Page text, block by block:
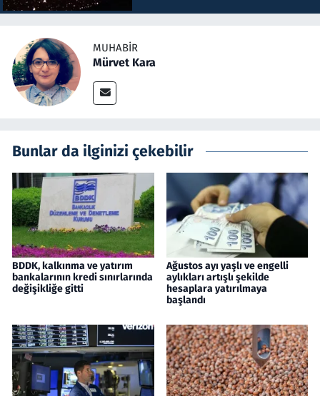
MUHABIR
Mürvet Kara
Bunlar da ilginizi çekebilir
BDDK, kalkınma ve yatırım
bankalarının kredi sınırlarında
değişikliğe gitti
Ağustos ayı yaşlı ve engelli
aylıkları artışlı şekilde
hesaplara yatırılmaya
başlandı